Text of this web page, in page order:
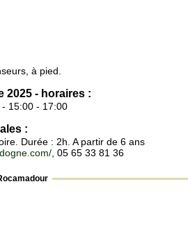
à pied.
2025 - horaires :
15:00 - 17:00
:
Durée : 2h. A partir de 6 ans
, 05 65 33 81 36